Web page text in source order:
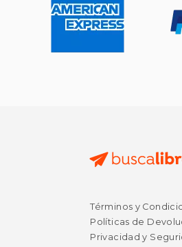
Términos y
Políticas de
Privacidad y